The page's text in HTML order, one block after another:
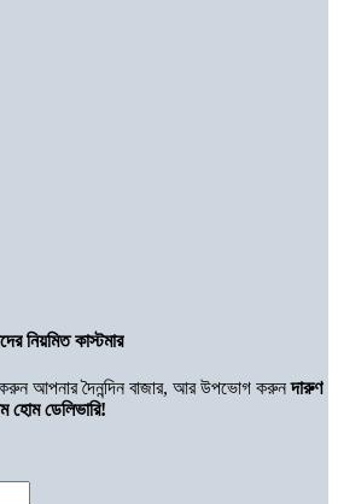
নিয়মিত কাস্টমার
আপনার দৈনন্দিন বাজার, আর উপভোগ করুনদারুণ
ডেলিভারি!